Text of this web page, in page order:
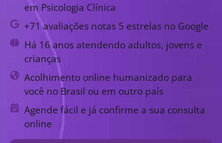
em Psicologia Clínica
+71 avaliações notas 5 estrelas no Google
Há 16 anos atendendo adultos, jovens e
crianças
Acolhimento online humanizado para
você no Brasil ou em outro país
Agende fácil e já confirme a sua consulta
online